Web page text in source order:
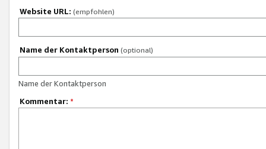
Website URL: (empfohlen)
Name der Kontaktperson (optional)
Name der Kontaktperson
Kommentar: *